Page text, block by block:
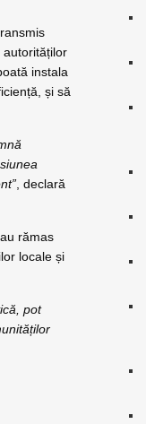
autorităților
instala
și să
, declară
rămas
locale și
pot